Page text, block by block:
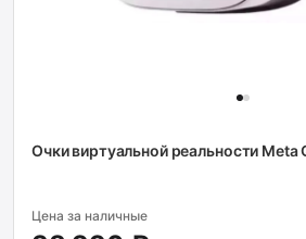
Очки виртуальной реальности Meta
Цена за наличные